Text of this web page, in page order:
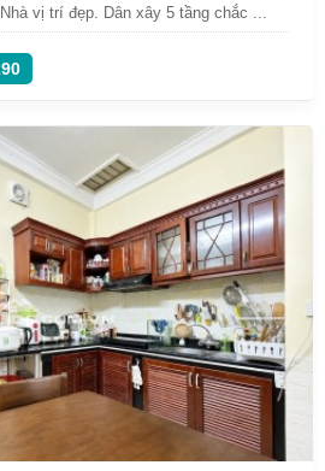
vị trí đẹp. Dân xây 5 tầng chắc ...